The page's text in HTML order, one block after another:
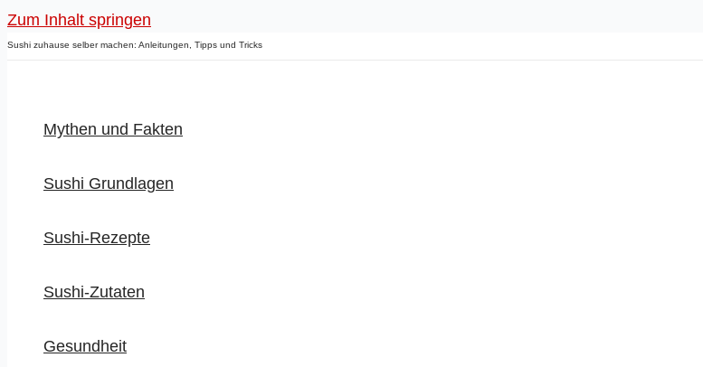
Zum Inhalt springen
Sushi zuhause selber machen: Anleitungen, Tipps und Tricks
Mythen und Fakten
Sushi Grundlagen
Sushi-Rezepte
Sushi-Zutaten
Gesundheit